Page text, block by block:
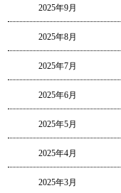
2025年9月
2025年8月
2025年7月
2025年6月
2025年5月
2025年4月
2025年3月